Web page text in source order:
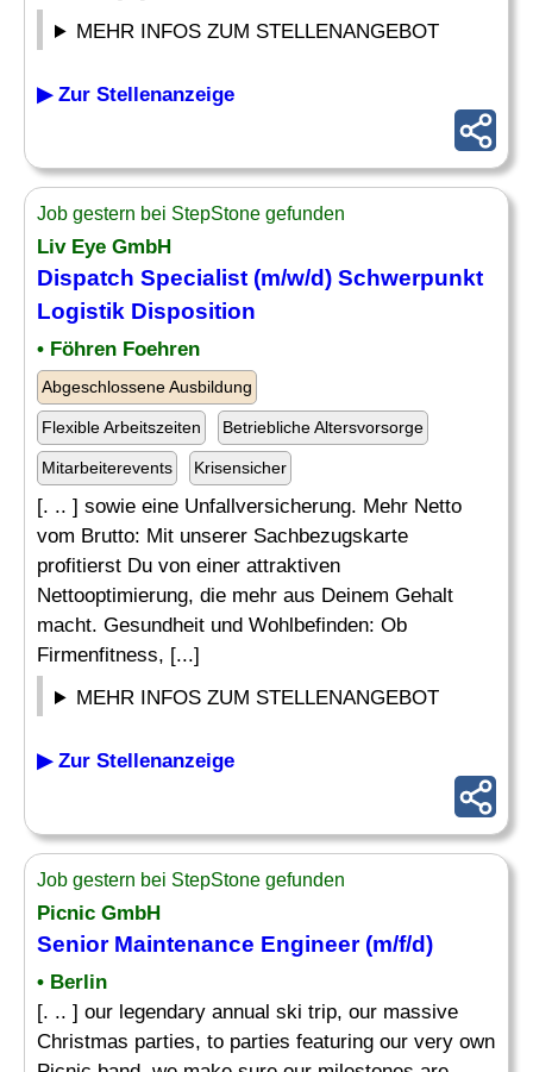
MEHR INFOS ZUM STELLENANGEBOT
▶ Zur Stellenanzeige
Job gestern bei StepStone gefunden
Liv Eye GmbH
Dispatch Specialist (m/w/d) Schwerpunkt
Logistik Disposition
• Föhren Foehren
Abgeschlossene Ausbildung
Flexible Arbeitszeiten Betriebliche Altersvorsorge
Mitarbeiterevents Krisensicher
[. .. ] sowie eine Unfallversicherung. Mehr Netto
vom Brutto: Mit unserer Sachbezugskarte
profitierst Du von einer attraktiven
Nettooptimierung, die mehr aus Deinem Gehalt
macht. Gesundheit und Wohlbefinden: Ob
Firmenfitness, [...]
MEHR INFOS ZUM STELLENANGEBOT
▶ Zur Stellenanzeige
Job gestern bei StepStone gefunden
Picnic GmbH
Senior Maintenance Engineer (m/f/d)
• Berlin
[. .. ] our legendary annual ski trip, our massive
Christmas parties, to parties featuring our very own